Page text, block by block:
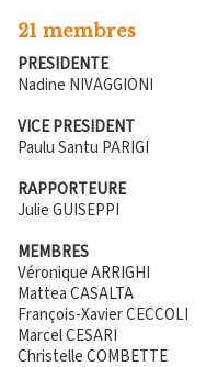
21 membres
PRESIDENTE
Nadine NIVAGGIONI
VICE PRESIDENT
Paulu Santu PARIGI
RAPPORTEURE
Julie GUISEPPI
MEMBRES
Véronique ARRIGHI
Mattea CASALTA
François-Xavier CECCOLI
Marcel CESARI
Christelle COMBETTE